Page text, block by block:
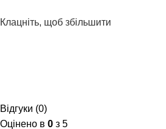
Клацніть, щоб збільшити
Відгуки (0)
Оцінено в 0 з 5